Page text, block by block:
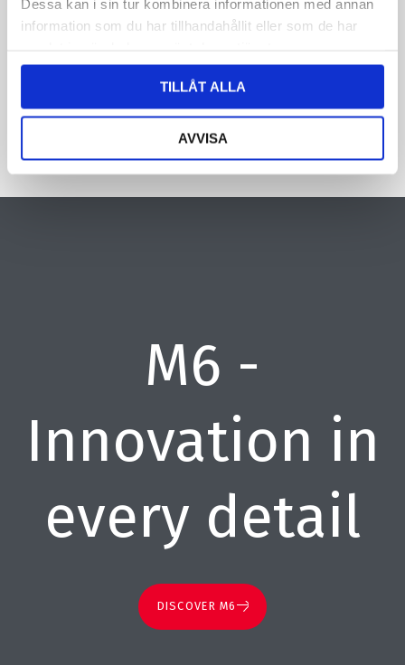
Dessa kan i sin tur kombinera informationen med annan
information som du har tillhandahållit eller som de har
TILLÅT ALLA
AVVISA
in our privacy policy.
M6 -
Innovation in
every detail
DISCOVER M6